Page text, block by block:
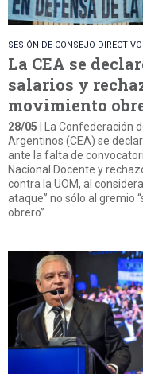
SESIÓN DE CONSEJO DIRECTIVO
La CEA se
salarios y
movimiento
28/05 | La Confederación
Argentinos (CEA) se
ante la falta de
Nacional Docente y
contra la UOM, al
ataque” no sólo al gremio
obrero”.